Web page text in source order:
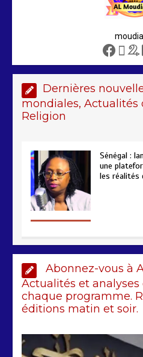
Dernières
mondiales, Actualités
Religion
Sénégal –
Sénégal :
une
les réalités
saisie de
190 millions
2 min
Abonnez-vous à
Actualités et
chaque programme.
éditions matin et soir.